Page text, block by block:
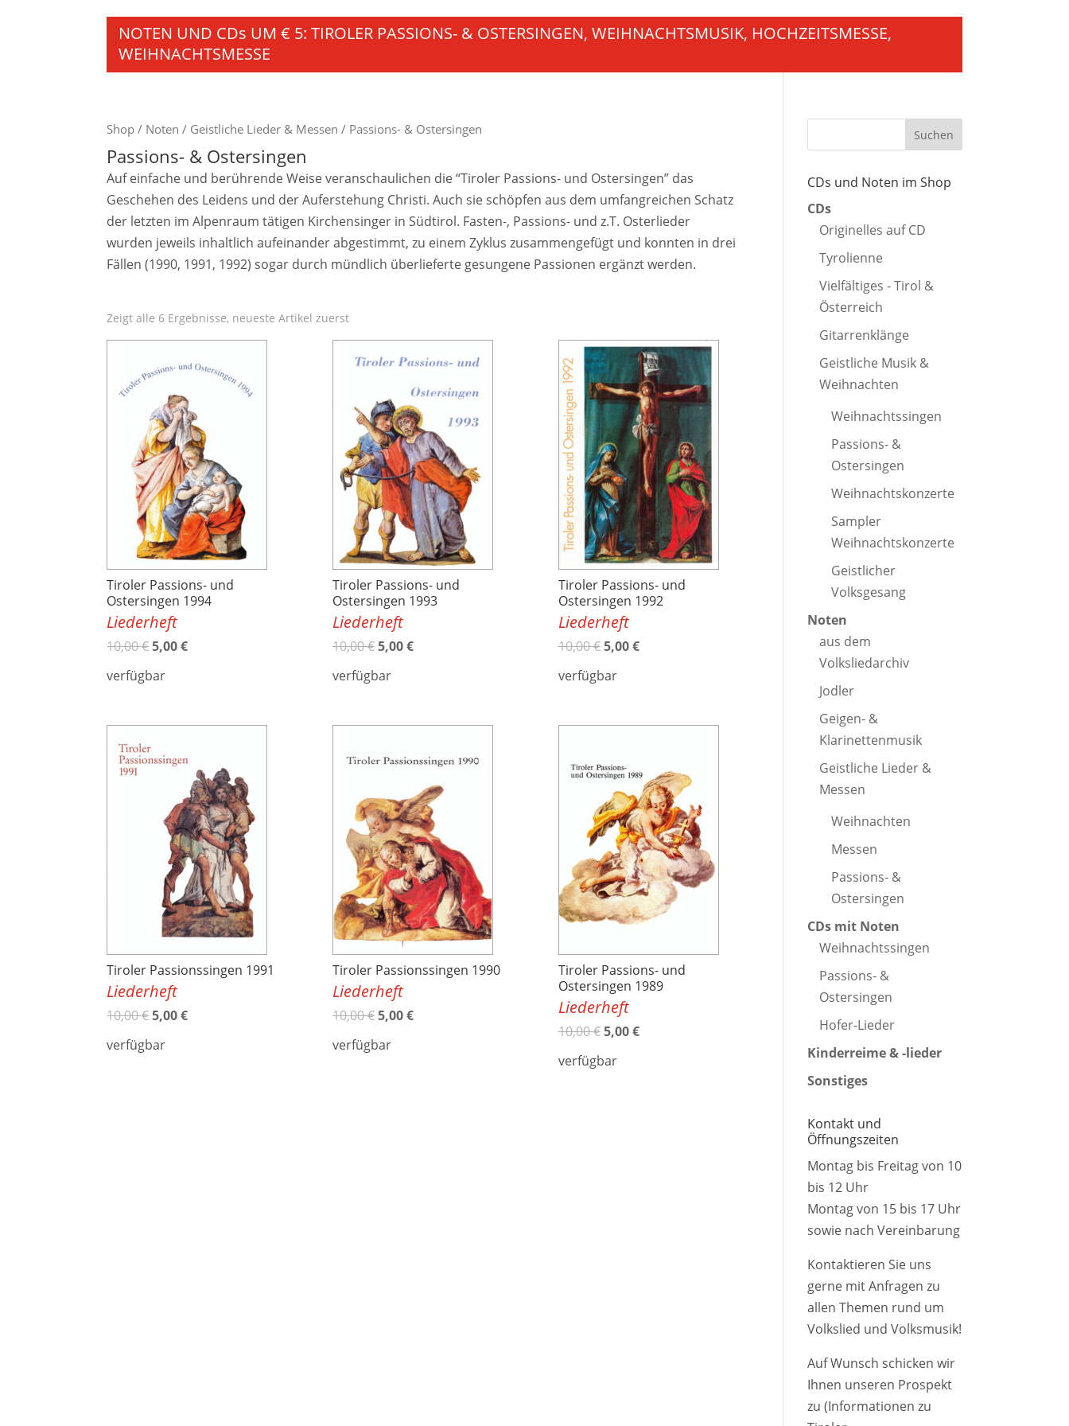
NOTEN UND CDs UM € 5: TIROLER PASSIONS- & OSTERSINGEN, WEIHNACHTSMUSIK, HOCHZEITSMESSE,
WEIHNACHTSMESSE
Shop / Noten / Geistliche Lieder & Messen / Passions- & Ostersingen
Passions- & Ostersingen
Auf einfache und berührende Weise veranschaulichen die “Tiroler Passions- und Ostersingen” das
Geschehen des Leidens und der Auferstehung Christi. Auch sie schöpfen aus dem umfangreichen Schatz
der letzten im Alpenraum tätigen Kirchensinger in Südtirol. Fasten-, Passions- und z.T. Osterlieder
wurden jeweils inhaltlich aufeinander abgestimmt, zu einem Zyklus zusammengefügt und konnten in drei
Fällen (1990, 1991, 1992) sogar durch mündlich überlieferte gesungene Passionen ergänzt werden.
Zeigt alle 6 Ergebnisse
Tiroler Passions- und
Ostersingen 1994
Liederheft
10,00€5,00€
verfügbar
Tiroler Passions- und
Ostersingen 1993
Liederheft
10,00€5,00€
verfügbar
Tiroler Passions- und
Ostersingen 1992
Liederheft
10,00€ 5,00€
verfügbar
Tiroler Passionssingen 1991
Liederheft
10,00€5,00€
verfügbar
Tiroler Passionssingen 1990
Liederheft
10,00€5,00€
verfügbar
Tiroler Passions- und
Ostersingen 1989
Liederheft
10,00€ 5,00€
verfügbar
CDs und Noten im Shop
CDs
Originelles auf CD
Tyrolienne
Vielfältiges - Tirol &
Österreich
Gitarrenklänge
Geistliche Musik &
Weihnachten
Weihnachtssingen
Passions- &
Ostersingen
Weihnachtskonzerte
Sampler
Weihnachtskonzerte
Geistlicher
Volksgesang
Noten
aus dem
Volksliedarchiv
Jodler
Geigen- &
Klarinettenmusik
Geistliche Lieder &
Messen
Weihnachten
Messen
Passions- &
Ostersingen
CDs mit Noten
Weihnachtssingen
Passions- &
Ostersingen
Hofer-Lieder
Kinderreime & -lieder
Sonstiges
Kontakt und
Öffnungszeiten
Montag bis Freitag von 10
bis 12 Uhr
Montag von 15 bis 17 Uhr
sowie nach Vereinbarung
Kontaktieren Sie uns
gerne mit Anfragen zu
allen Themen rund um
Volkslied und Volksmusik!
Auf Wunsch schicken wir
Ihnen unseren Prospekt
zu (Informationen zu